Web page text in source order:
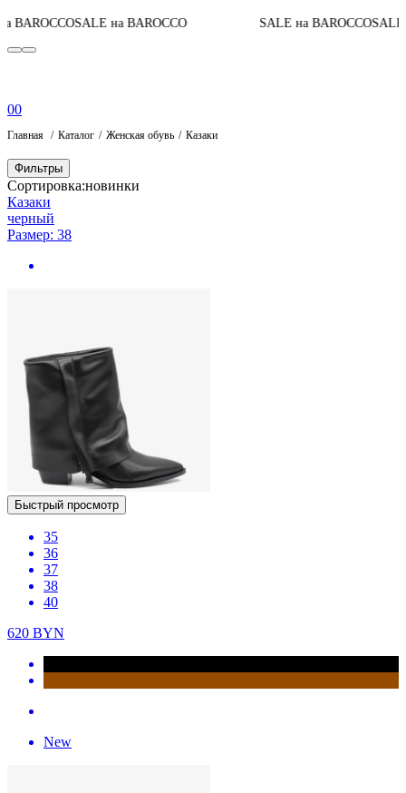
SALE на BAROCCO SALE на BAROCCOSALE на
00
Главная Каталог Женская обувь Казаки
Фильтры
Сортировка:новинки
Казаки
черный
Размер: 38
Быстрый просмотр
35
36
37
38
40
620 BYN
New